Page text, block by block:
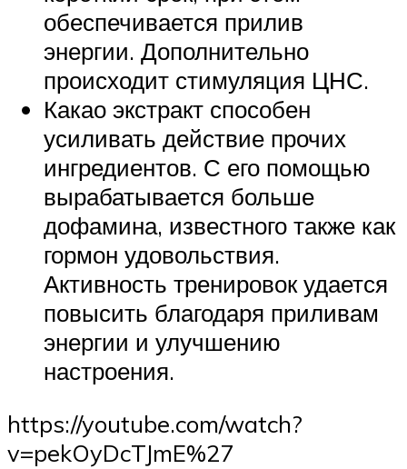
обеспечивается прилив
энергии. Дополнительно
происходит стимуляция ЦНС.
Какао экстракт способен
усиливать действие прочих
ингредиентов. С его помощью
вырабатывается больше
дофамина, известного также как
гормон удовольствия.
Активность тренировок удается
повысить благодаря приливам
энергии и улучшению
настроения.
https://youtube.com/watch?
v=pekOyDcTJmE%27